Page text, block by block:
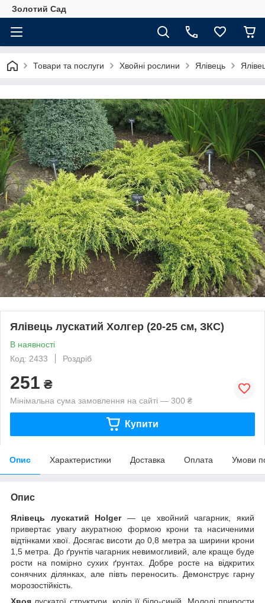
Золотий Сад
Товари та послуги Хвойні рослини Ялівець
Ялівець лускатий Холгер (20-25 см, ЗКС)
В наявності
Код: 2433
Роздріб
251 ₴
Мінімальна сума замовлення на сайті — 300 ₴
Купити
Опис Характеристики Доставка Оплата Умови
Опис
Ялівець лускатий Holger— це хвойний чагарник, який
привертає увагу акуратною формою крони та насиченими
відтінками хвої. Досягає висоти до 0,8 метра за ширини крони
1,5 метра. До ґрунтів чагарник невимогливий, але краще буде
рости на помірно сухих ґрунтах. Добре росте на відкритих
сонячних ділянках, але півть переносить. Демонструє гарну
морозостійкість.
Хвоя лускатої структури, колір її біло-синій. Молоді прирости